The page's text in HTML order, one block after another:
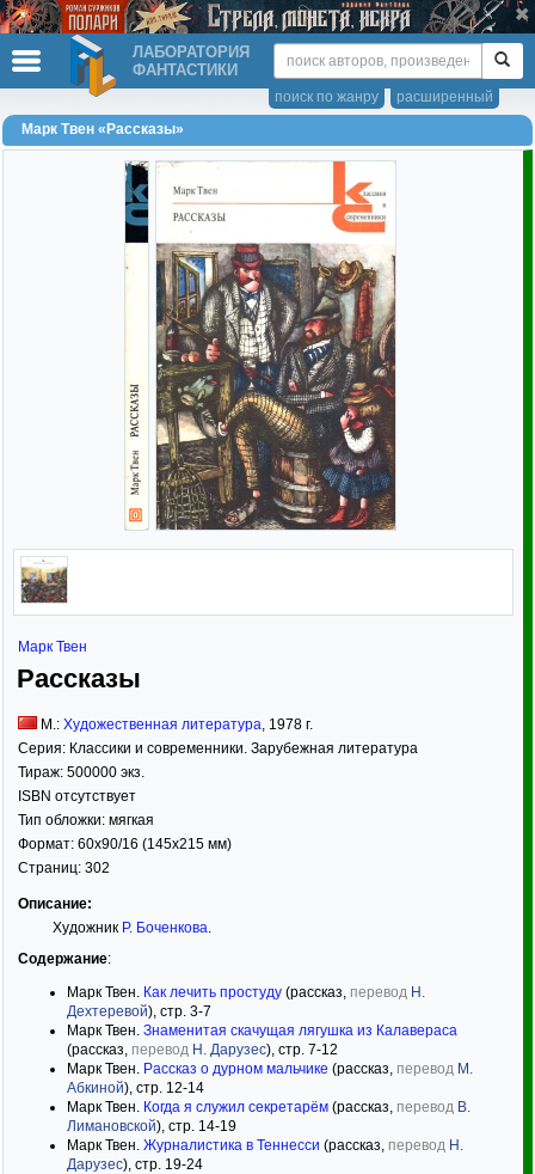
ЛАБОРАТОРИЯ
ФАНТАСТИКИ
расширенный
поиск по жанру
Марк Твен «Рассказы»
Марк Твен
Рассказы
М.: Художественная литература, 1978 г.
Серия: Классики и современники. Зарубежная литература
Тираж: 500000 экз.
ISBN отсутствует
Тип обложки: мягкая
Формат: 60x90/16 (145x215 мм)
Страниц: 302
Описание:
Художник Р. Боченкова.
Содержание:
Марк Твен. Как лечить простуду (рассказ, перевод Н.
Дехтеревой), стр. 3-7
Марк Твен. Знаменитая скачущая лягушка из Калавераса
(рассказ, перевод Н. Дарузес), стр. 7-12
Марк Твен. Рассказ о дурном мальчике (рассказ, перевод М.
Абкиной), стр. 12-14
Марк Твен. Когда я служил секретарём (рассказ, перевод В.
Лимановской), стр. 14-19
Марк Твен. Журналистика в Теннесси (рассказ, перевод Н.
Дарузес), стр. 19-24